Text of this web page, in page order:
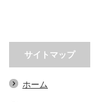
サイトマップ
ホーム